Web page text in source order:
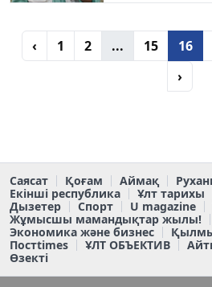
‹ 1 2 ... 15 16
›
Саясат Қоғам Аймақ
Екінші республика
Ұлт тарихы
Дызетер
Спорт U magazine
Жұмысшы мамандықтар жылы!
Экономика және бизнес
Постtimes
ҰЛТ ОБЪЕКТИВ
Өзекті